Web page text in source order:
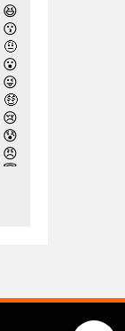
😆
😗
🤨
😮
😜
🤑
😢
😰
😠
😇